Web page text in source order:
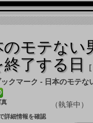
のモテない
終了する日
詳細情報を確認
（執筆中）